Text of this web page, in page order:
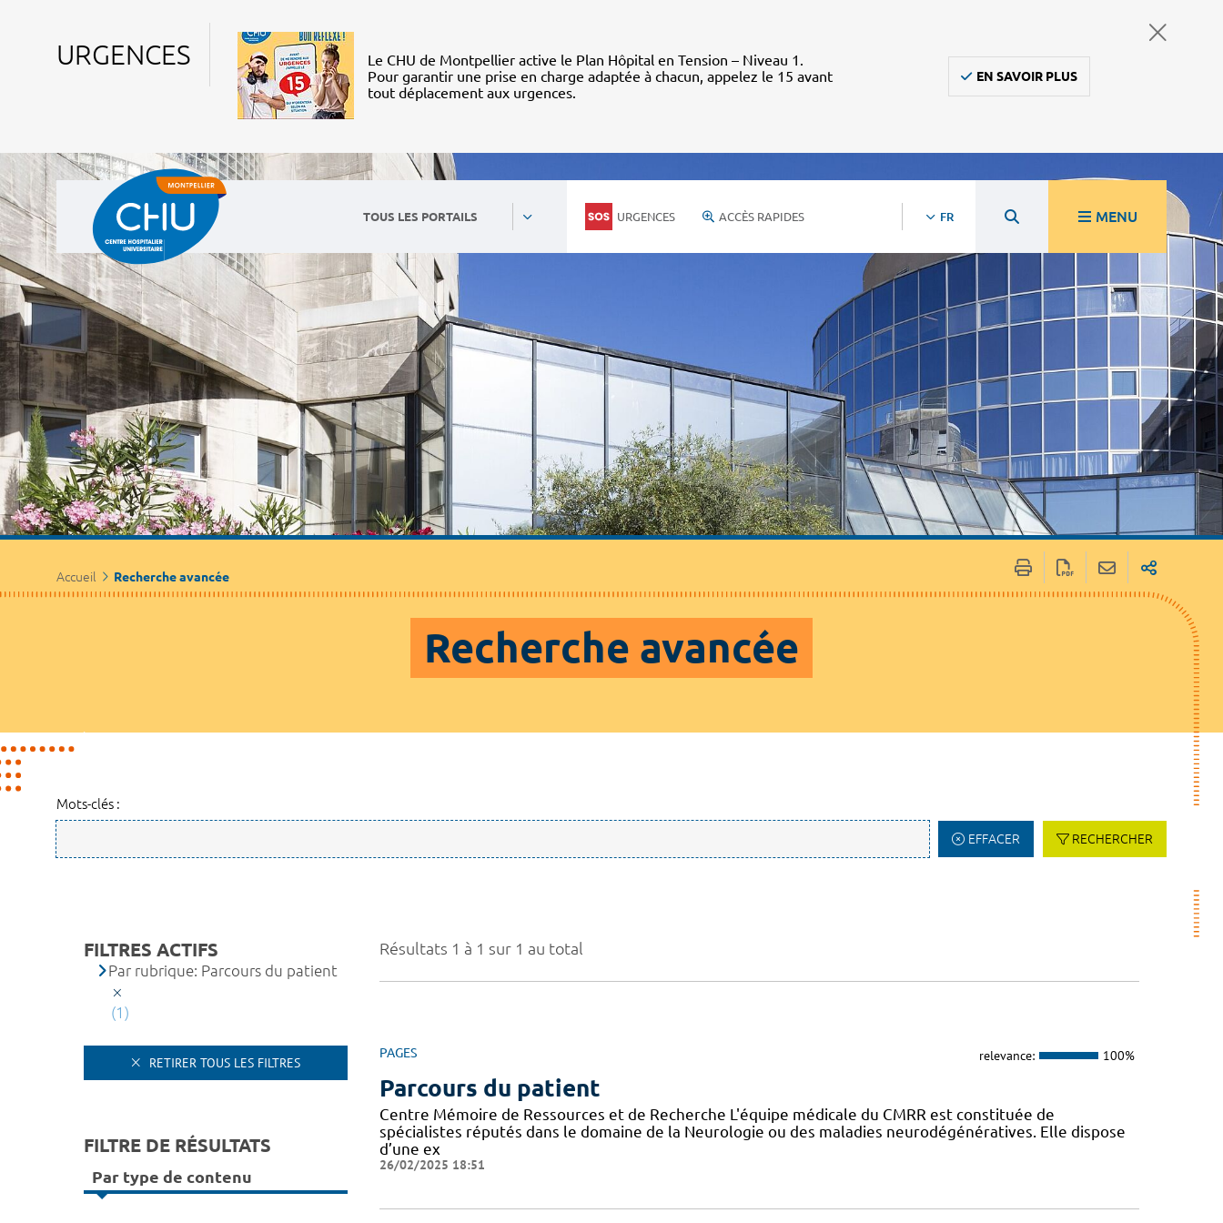
URGENCES
Le CHU de Montpellier active le Plan Hôpital en Tension – Niveau 1.
Pour garantir une prise en charge adaptée à chacun, appelez le 15 avant
tout déplacement aux urgences.
EN SAVOIR PLUS
TOUS LES PORTAILS URGENCES ACCÈS RAPIDES FR MENU
Accueil Recherche avancée
Recherche avancée
Mots-clés :
EFFACER RECHERCHER
Résultats 1 à 1 sur 1 au total
PAGES relevance: 100%
Parcours du patient
Centre Mémoire de Ressources et de Recherche L'équipe médicale du CMRR est constituée de
spécialistes réputés dans le domaine de la Neurologie ou des maladies neurodégénératives. Elle dispose
d’une ex
26/02/2025 18:51
FILTRES ACTIFS
Par rubrique: Parcours du patient
(1)
RETIRER TOUS LES FILTRES
FILTRE DE RÉSULTATS
Par type de contenu